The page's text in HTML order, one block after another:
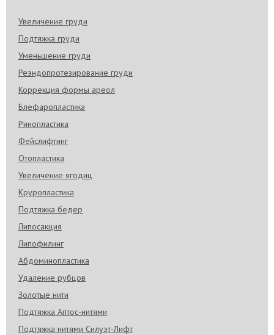
Увеличение груди
Подтяжка груди
Уменьшение груди
Реэндопротезирование груди
Коррекция формы ареол
Блефаропластика
Ринопластика
Фейслифтинг
Отопластика
Увеличение ягодиц
Круропластика
Подтяжка бедер
Липосакция
Липофилинг
Абдоминопластика
Удаление рубцов
Золотые нити
Подтяжка Аптос-нитями
Подтяжка нитями Силуэт-Лифт